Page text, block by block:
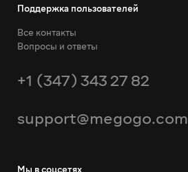
Поддержка пользователей
Все контакты
Вопросы и ответы
+1 (347) 343 27 82
support@megogo.com